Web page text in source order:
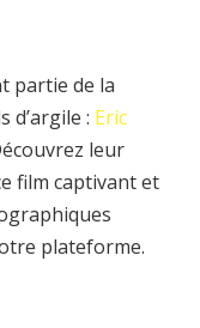
partie de la
d’argile : Eric
leur
film captivant et
plateforme.